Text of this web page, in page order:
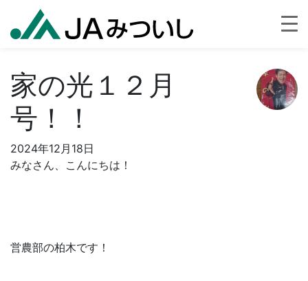
家の光１２月
号！！
2024年12月18日
みなさん、こんにちは！
営農部の柏木です！